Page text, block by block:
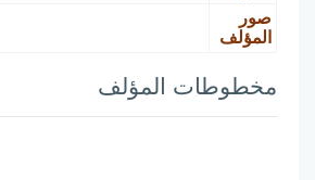
صور
المؤلف
مخطوطات المؤلف